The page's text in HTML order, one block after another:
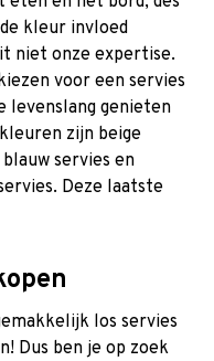
kleur invloed
niet onze expertise.
voor een servies
levenslang genieten
zijn beige
servies en
Deze laatste
los servies
Dus ben je op zoek